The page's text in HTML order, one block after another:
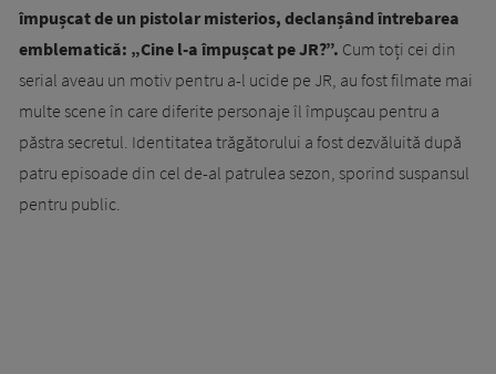
împușcat de un pistolar misterios, declanșând întrebarea
emblematică: „Cine l-a împușcat pe JR?”. Cum toți cei din
serial aveau un motiv pentru a-l ucide pe JR, au fost filmate mai
multe scene în care diferite personaje îl împușcau pentru a
păstra secretul. Identitatea trăgătorului a fost dezvăluită după
patru episoade din cel de-al patrulea sezon, sporind suspansul
pentru public.